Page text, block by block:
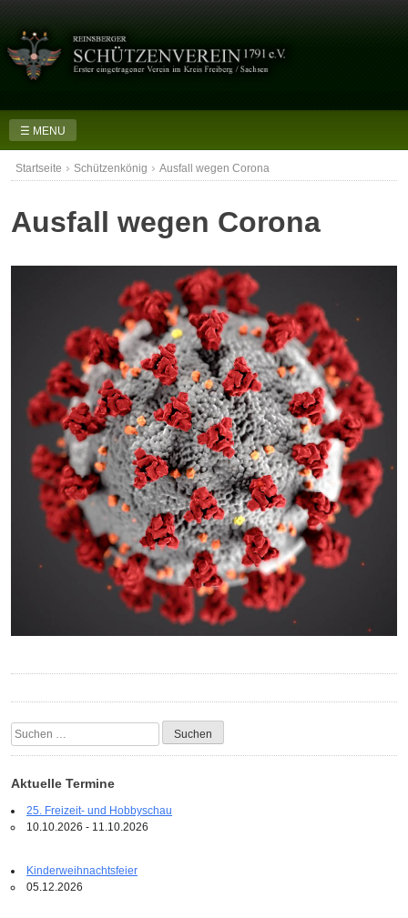
content
☰ MENU
Startseite › Schützenkönig › Ausfall wegen Corona
Ausfall wegen Corona
Suchen
nach:
Aktuelle Termine
25. Freizeit- und Hobbyschau
10.10.2026 - 11.10.2026
Kinderweihnachtsfeier
05.12.2026